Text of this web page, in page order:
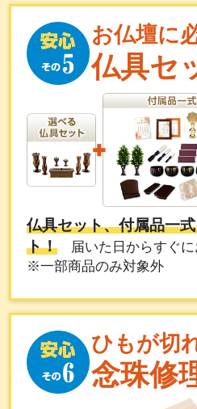
お仏壇に
仏具セ
仏具セット、付属品一
ト！ 届いた日からすぐに
※一部商品のみ対象外
ひもが切
念珠修